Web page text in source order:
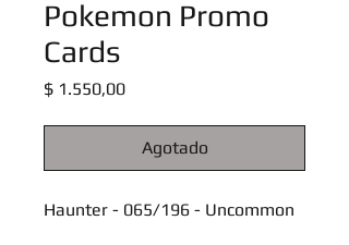
Pokemon Promo
Cards
$ 1.550,00Precio
Agotado
Haunter - 065/196 - Uncommon